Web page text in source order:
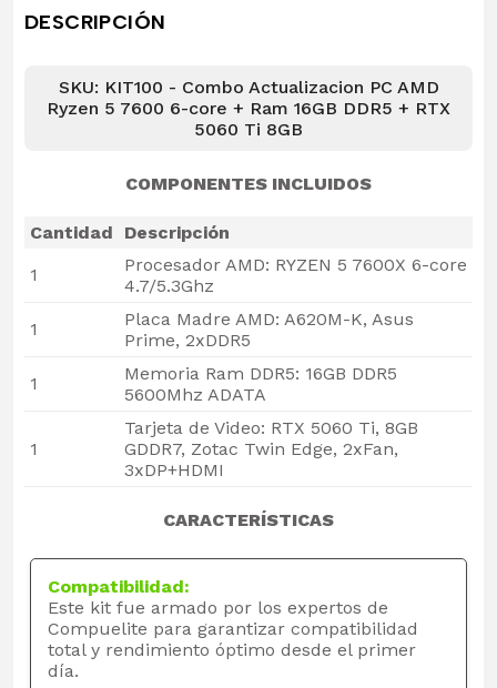
DESCRIPCIÓN
SKU: KIT100 - Combo Actualizacion PC AMD
Ryzen 5 7600 6-core + Ram 16GB DDR5 + RTX
5060 Ti 8GB
COMPONENTES INCLUIDOS
Cantidad
Descripción
1
Procesador AMD: RYZEN 5 7600X 6-core
4.7/5.3Ghz
1
Placa Madre AMD: A620M-K, Asus
Prime, 2xDDR5
1
Memoria Ram DDR5: 16GB DDR5
5600Mhz ADATA
1
Tarjeta de Video: RTX 5060 Ti, 8GB
GDDR7, Zotac Twin Edge, 2xFan,
3xDP+HDMI
CARACTERÍSTICAS
Compatibilidad:
Este kit fue armado por los expertos de
Compuelite para garantizar compatibilidad
total y rendimiento óptimo desde el primer
día.